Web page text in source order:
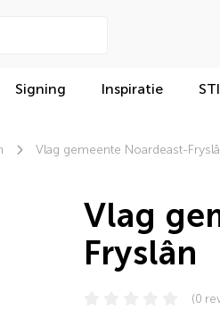
Signing Inspiratie
Vlag gemeente Noardeast-
Vlag
Fryslân
(0